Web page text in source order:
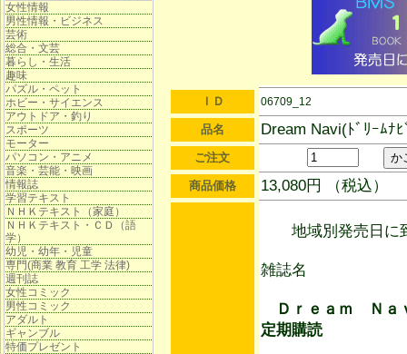
女性情報
男性情報・ビジネス
芸術
総合・文芸
暮らし・生活
趣味
パズル・ペット
ホビー・サイエンス
アウトドア・釣り
スポーツ
モーター
パソコン・アニメ
音楽・芸能・映画
情報誌
学習テキスト
ＮＨＫテキスト（家庭）
ＮＨＫテキスト・ＣＤ（語
学）
幼児・幼年・児童
専門(商業 教育 工学 法律)
週刊誌
女性コミック
男性コミック
アダルト
ギャンブル
特価プレゼント
ＩＤ 06709_12
品名 Dream Navi(ﾄﾞﾘｰﾑﾅ
ご注文
商品価格 13,080円 （税込）
地域別発売日に
雑誌名
Ｄｒｅａｍ Ｎａ
定期購読